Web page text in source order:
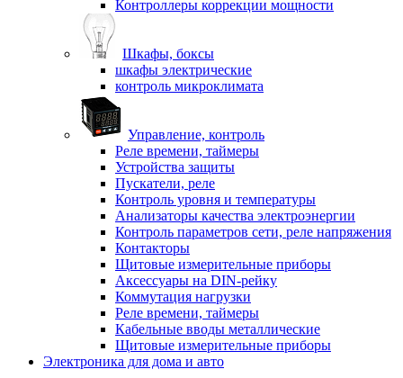
Контроллеры коррекции мощности
Шкафы, боксы
шкафы электрические
контроль микроклимата
Управление, контроль
Реле времени, таймеры
Устройства защиты
Пускатели, реле
Контроль уровня и температуры
Анализаторы качества электроэнергии
Контроль параметров сети, реле напряжения
Контакторы
Щитовые измерительные приборы
Аксессуары на DIN-рейку
Коммутация нагрузки
Реле времени, таймеры
Кабельные вводы металлические
Щитовые измерительные приборы
Электроника для дома и авто